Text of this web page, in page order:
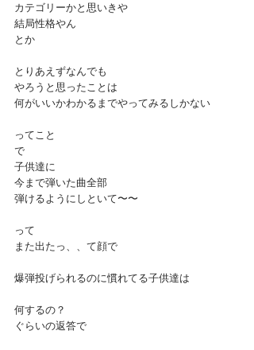
カテゴリーかと思いきや
結局性格やん
とか
とりあえずなんでも
やろうと思ったことは
何がいいかわかるまでやってみるしかない
ってこと
で
子供達に
今まで弾いた曲全部
弾けるようにしといて〜〜
って
また出たっ、、て顔で
爆弾投げられるのに慣れてる子供達は
何するの？
ぐらいの返答で